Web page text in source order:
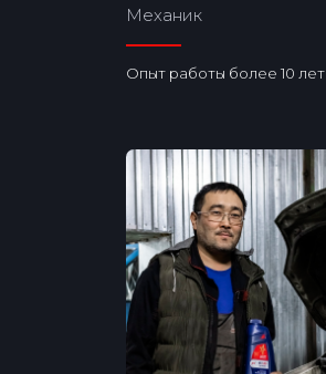
Механик
Опыт работы более 10 лет